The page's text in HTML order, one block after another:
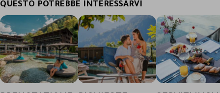
QUESTO POTREBBE INTERESSARVI